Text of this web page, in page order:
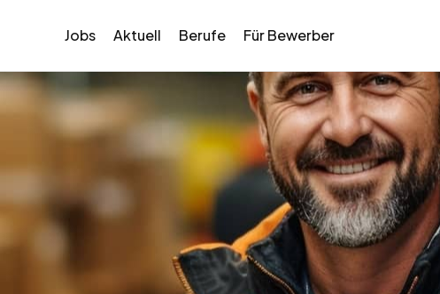
Jobs Aktuell Berufe Für Bewerber